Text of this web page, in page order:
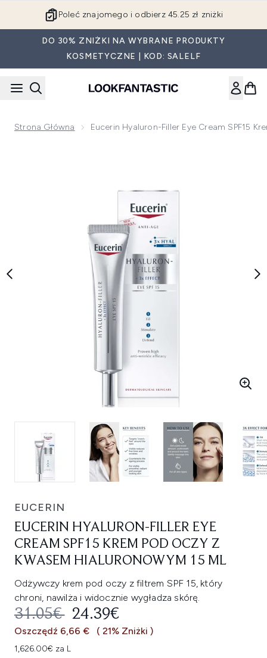
Poleć znajomego i odbierz 45.25 zł zniżki
DO 30% ZNIŻKI NA WYBRANE PRODUKTY
KOSMETYCZNE | KOD: SALELF
Strona Główna Eucerin Hyaluron-Filler Eye Cream SPF15
EUCERIN
EUCERIN HYALURON-FILLER EYE
CREAM SPF15 KREM POD OCZY Z
KWASEM HIALURONOWYM 15 ML
Odżywczy krem pod oczy z filtrem SPF 15, który
chroni, nawilża i widocznie wygładza skórę.
SUGEROWANA CENA
31.05€ AKTUALNA CENA:
24.39€
Oszczędź 6,66 € ( 21% Zniżki )
1,626.00€ za L